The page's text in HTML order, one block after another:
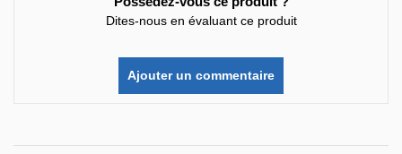
Dites-nous en évaluant ce produit
Ajouter un commentaire